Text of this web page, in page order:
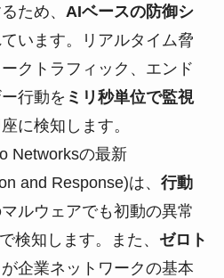
ため、 AIベースの防御シ
います。リアルタイム脅
クトラフィック、エンド
行動を ミリ秒単位で監視
に検知します。
Networksの最新
and Response)は、 行動
ルウェアでも初動の異常
検知します。また、 ゼロト
が企業ネットワークの基本